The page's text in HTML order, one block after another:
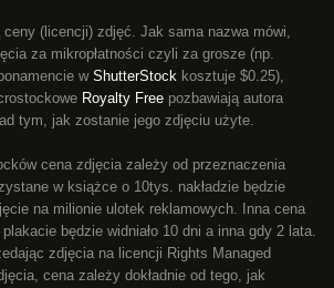
(licencji) zdjęć. Jak sama nazwa mówi,
za mikropłatności czyli za grosze (np.
w ShutterStock kosztuje $0.25),
Royalty Free pozbawiają autora
tym, jak zostanie jego zdjęciu użyte.
cena zdjęcia zależy od przeznaczenia
w książce o 10tys. nakładzie będzie
na milionie ulotek reklamowych. Inna cena
będzie widniało 10 dni a inna gdy 2 lata.
zdjęcia na licencji Rights Managed
cena zależy dokładnie od tego, jak